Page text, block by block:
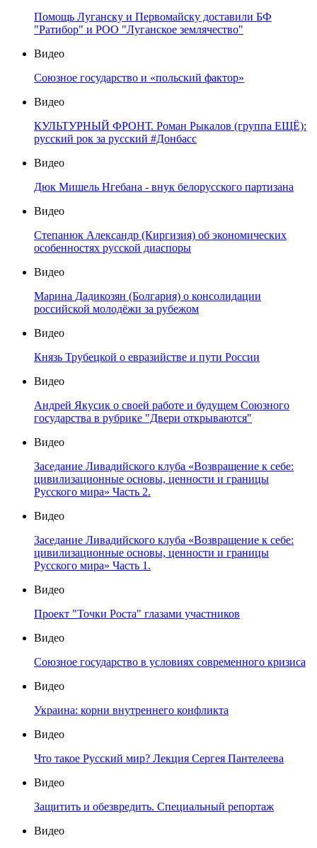
Помощь Луганску и Первомайску доставили БФ
"Ратибор" и РОО "Луганское землячество"
Видео
Союзное государство и «польский фактор»
Видео
КУЛЬТУРНЫЙ ФРОНТ. Роман Рыкалов (группа ЕЩЁ):
русский рок за русский #Донбасс
Видео
Дюк Мишель Нгебана - внук белорусского партизана
Видео
Степанюк Александр (Киргизия) об экономических
особенностях русской диаспоры
Видео
Марина Дадикозян (Болгария) о консолидации
российской молодёжи за рубежом
Видео
Князь Трубецкой о евразийстве и пути России
Видео
Андрей Якусик о своей работе и будущем Союзного
государства в рубрике "Двери открываются"
Видео
Заседание Ливадийского клуба «Возвращение к себе:
цивилизационные основы, ценности и границы
Русского мира» Часть 2.
Видео
Заседание Ливадийского клуба «Возвращение к себе:
цивилизационные основы, ценности и границы
Русского мира» Часть 1.
Видео
Проект "Точки Роста" глазами участников
Видео
Союзное государство в условиях современного кризиса
Видео
Украина: корни внутреннего конфликта
Видео
Что такое Русский мир? Лекция Сергея Пантелеева
Видео
Защитить и обезвредить. Специальный репортаж
Видео